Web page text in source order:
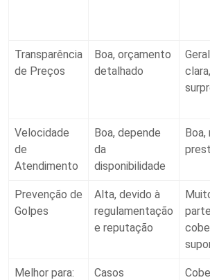
Transparência
de Preços
Boa, orçamento
detalhado
Velocidade
de
Atendimento
Boa, depende
da
disponibilidade
Boa,
Prevenção de
Golpes
Alta, devido à
regulamentação
e reputação
Melhor para:
Casos